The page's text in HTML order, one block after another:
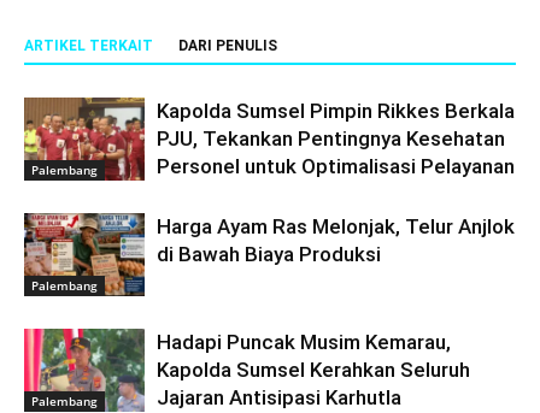
ARTIKEL TERKAIT DARI PENULIS
Palembang
Kapolda Sumsel Pimpin Rikkes Berkala
PJU, Tekankan Pentingnya Kesehatan
Personel untuk Optimalisasi Pelayanan
Palembang
Harga Ayam Ras Melonjak, Telur Anjlok
di Bawah Biaya Produksi
Palembang
Hadapi Puncak Musim Kemarau,
Kapolda Sumsel Kerahkan Seluruh
Jajaran Antisipasi Karhutla